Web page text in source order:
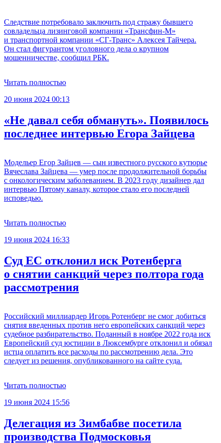
Следствие потребовало заключить под стражу бывшего
совладельца лизинговой компании «Трансфин-М»
и транспортной компании «СГ-Транс» Алексея Тайчера.
Он стал фигурантом уголовного дела о крупном
мошенничестве, сообщил РБК.
Читать полностью
20 июня 2024 00:13
«Не давал себя обмануть». Появилось
последнее интервью Егора Зайцева
Модельер Егор Зайцев — сын известного русского кутюрье
Вячеслава Зайцева — умер после продолжительной борьбы
с онкологическим заболеванием. В 2023 году дизайнер дал
интервью Пятому каналу, которое стало его последней
исповедью.
Читать полностью
19 июня 2024 16:33
Суд ЕС отклонил иск Ротенберга
о снятии санкций через полтора года
рассмотрения
Российский миллиардер Игорь Ротенберг не смог добиться
снятия введенных против него европейских санкций через
судебное разбирательство. Поданный в ноябре 2022 года иск
Европейский суд юстиции в Люксембурге отклонил и обязал
истца оплатить все расходы по рассмотрению дела. Это
следует из решения, опубликованного на сайте суда.
Читать полностью
19 июня 2024 15:56
Делегация из Зимбабве посетила
производства Подмосковья